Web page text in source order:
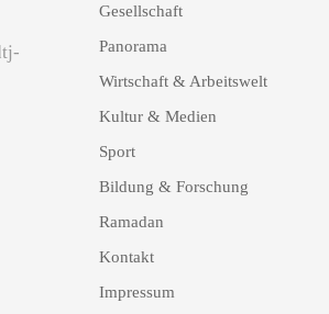
Gesellschaft
Panorama
Wirtschaft & Arbeitswelt
Kultur & Medien
Sport
Bildung & Forschung
Ramadan
Kontakt
Impressum